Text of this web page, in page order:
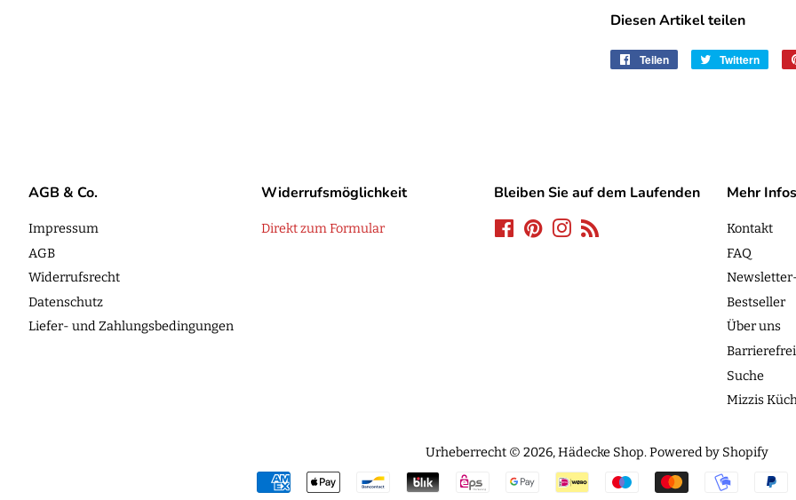
Diesen Artikel teilen
Teilen Twittern
AGB & Co.
Impressum
AGB
Widerrufsrecht
Datenschutz
Liefer- und Zahlungsbedingungen
Widerrufsmöglichkeit
Direkt zum Formular
Bleiben Sie auf dem Laufenden
FacebookPinterestInstagram
Mehr Infos
Kontakt
FAQ
Bestseller
Über uns
Suche
Mizzis
Urheberrecht © 2026,Hädecke Shop. Powered by Shopify
Zahlungsarten